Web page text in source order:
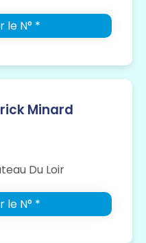
N° *
Minard
Du Loir
N° *